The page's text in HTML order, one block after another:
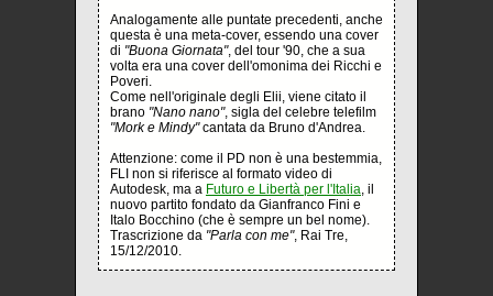
Analogamente alle puntate precedenti, anche
questa è una meta-cover, essendo una cover
di "Buona Giornata", del tour '90, che a sua
volta era una cover dell'omonima dei Ricchi e
Poveri.
Come nell'originale degli Elii, viene citato il
brano "Nano nano", sigla del celebre telefilm
"Mork e Mindy"cantata da Bruno d'Andrea.
Attenzione: come il PD non è una bestemmia,
FLI non si riferisce al formato video di
Autodesk, ma a Futuro e Libertà per l'Italia, il
nuovo partito fondato da Gianfranco Fini e
Italo Bocchino (che è sempre un bel nome).
Trascrizione da "Parla con me", Rai Tre,
15/12/2010.